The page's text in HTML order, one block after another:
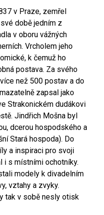
v Praze, zemřel
době jedním z
v oboru vážných
Vrcholem jeho
k čemuž ho
postava. Za svého
než 500 postav a do
zapsal jako
Strakonickém dudákovi
Jindřich Mošna byl
dcerou hospodského a
Stará hospoda). Do
a inspiraci pro svoji
i s místními ochotníky.
modely k divadelním
vztahy a zvyky.
tak v sobě nesly otisk